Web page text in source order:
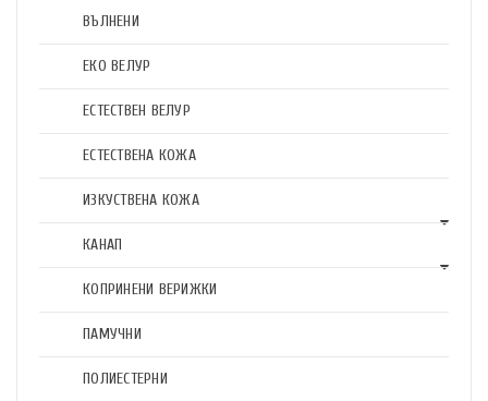
ВЪЛНЕНИ
ЕКО ВЕЛУР
ЕСТЕСТВЕН ВЕЛУР
ЕСТЕСТВЕНА КОЖА
ИЗКУСТВЕНА КОЖА
КАНАП
КОПРИНЕНИ ВЕРИЖКИ
ПАМУЧНИ
ПОЛИЕСТЕРНИ